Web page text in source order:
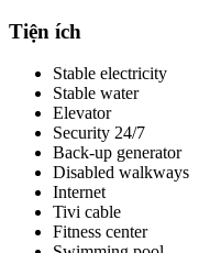
Tiện ích
Stable electricity
Stable water
Elevator
Security 24/7
Back-up generator
Disabled walkways
Internet
Tivi cable
Fitness center